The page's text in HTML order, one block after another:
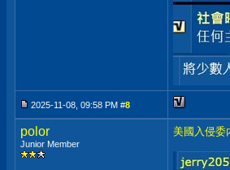
2025-11-08, 09:58 PM #8
polor
Junior Member
美國入侵委